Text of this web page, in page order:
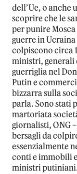
dell’Ue, o anche
scoprire che le
per punire Mosca
guerre in Ucraina
colpiscono circa
ministri, generali
guerriglia nel
Putin e
bizzarra sulla
parla. Sono stati
martoriata
giornalisti, ONG
bersagli da
essenzialmente
conti e immobili
ministri